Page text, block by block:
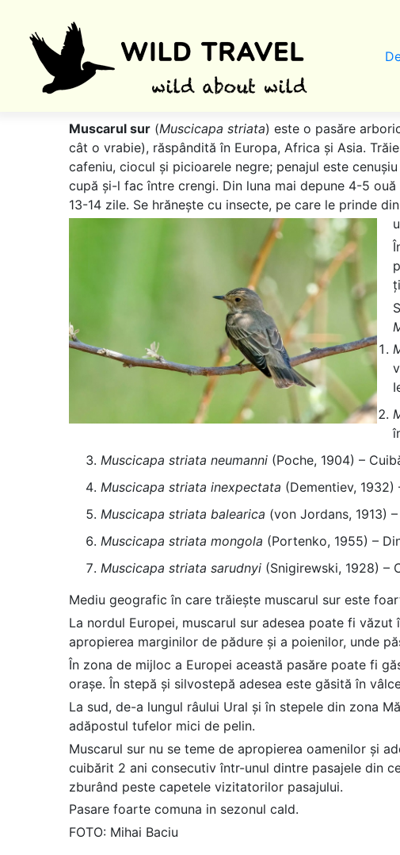
Muscarul sur (Muscicapa striata) este o pasăre
cât o vrabie), răspândită în Europa, Africa și Asia.
cafeniu, ciocul și picioarele negre; penajul este
cupă și-l fac între crengi. Din luna mai depune 4-5
13-14 zile. Se hrănește cu insecte, pe care le prinde
Muscicapa striata neumanni (Poche, 1904) –
Muscicapa striata inexpectata (Dementiev, 1932)
Muscicapa striata balearica (von Jordans, 1913)
Muscicapa striata mongola (Portenko, 1955) –
Muscicapa striata sarudnyi (Snigirewski, 1928) –
Mediu geografic în care trăiește muscarul sur este
La nordul Europei, muscarul sur adesea poate fi
apropierea marginilor de pădure și a poienilor, unde
În zona de mijloc a Europei această pasăre poate fi
orașe. În stepă și silvostepă adesea este găsită în
La sud, de-a lungul râului Ural și în stepele din zona
adăpostul tufelor mici de pelin.
Muscarul sur nu se teme de apropierea oamenilor și
cuibărit 2 ani consecutiv într-unul dintre pasajele din
zburând peste capetele vizitatorilor pasajului.
Pasare foarte comuna in sezonul cald.
FOTO: Mihai Baciu